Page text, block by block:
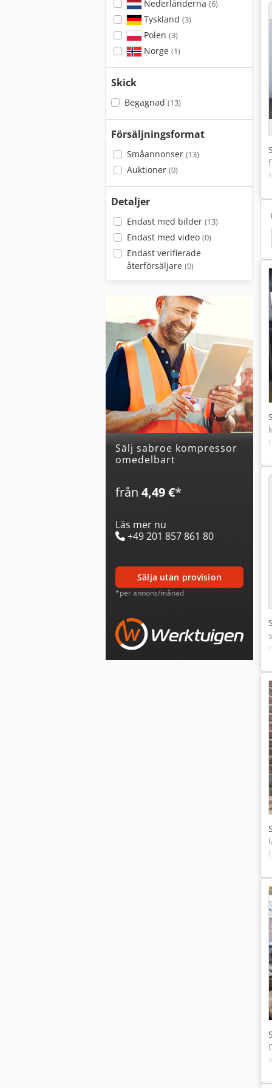
Nederländerna (6)
Tyskland (3)
Polen (3)
Norge (1)
Skick
Begagnad (13)
Försäljningsformat
Småannonser (13)
Auktioner (0)
Detaljer
Endast med bilder (13)
Endast med video (0)
Endast verifierade
återförsäljare (0)
Sälj sabroe kompressor
omedelbart
från 4,49 €*
Läs mer nu
+49 201 857 861 80
sälja utan provision
*per annons/månad
Grasso Kompressor Hitachi Kompressor